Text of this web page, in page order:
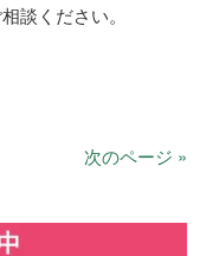
談ください。
次のページ »